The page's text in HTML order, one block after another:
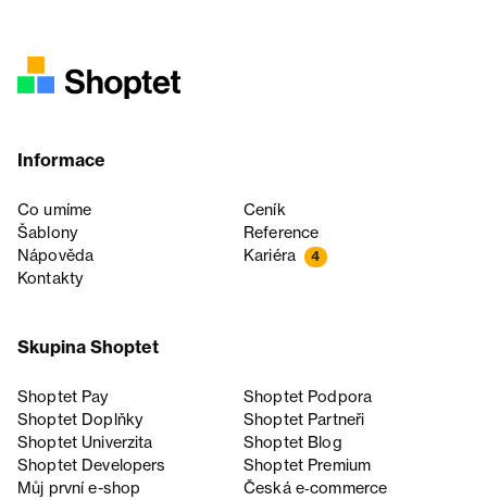
Informace
Co umíme
Ceník
Šablony
Reference
Nápověda
Kariéra 4
Kontakty
Skupina Shoptet
Shoptet Pay
Shoptet Podpora
Shoptet Doplňky
Shoptet Partneři
Shoptet Univerzita
Shoptet Blog
Shoptet Developers
Shoptet Premium
Můj první e-shop
Česká e‑commerce